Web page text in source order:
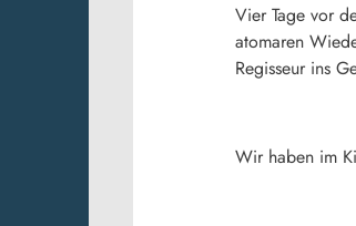
Vier Tage vor
atomaren
Regisseur ins
Wir haben im